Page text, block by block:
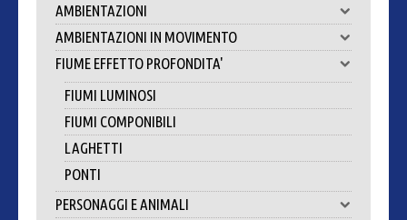
AMBIENTAZIONI
AMBIENTAZIONI IN MOVIMENTO
FIUME EFFETTO PROFONDITA'
FIUMI LUMINOSI
FIUMI COMPONIBILI
LAGHETTI
PONTI
PERSONAGGI E ANIMALI